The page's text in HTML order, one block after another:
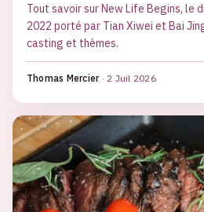
Tout savoir sur New Life Begins, le
2022 porté par Tian Xiwei et Bai
casting et thèmes.
Thomas Mercier · 2 Juil 2026